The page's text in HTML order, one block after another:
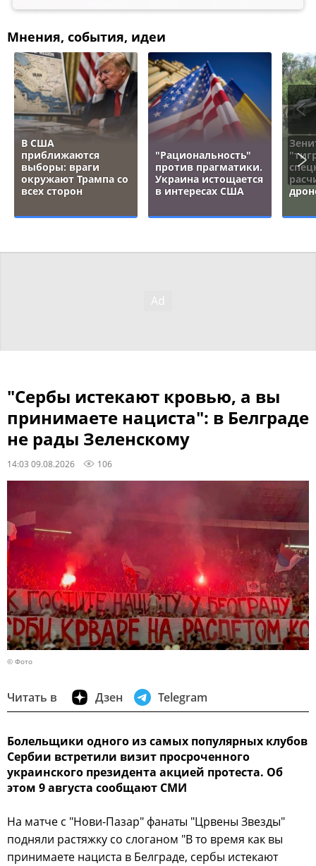
Мнения, события, идеи
В США
приближаются
выборы: враги
окружают Трампа со
всех сторон
"Рациональность"
против прагматики.
Украина истощается
в интересах США
"Сербы истекают кровью, а вы
принимаете нациста": в Белграде
не рады Зеленскому
14:03 09.08.2026 106
© Фото
Читать в Дзен Telegram
Болельщики одного из самых популярных клубов
Сербии встретили визит просроченного
украинского президента акцией протеста. Об
этом 9 августа сообщают СМИ
На матче с "Нови-Пазар" фанаты "Црвены Звезды"
подняли растяжку со слоганом "В то время как вы
принимаете нациста в Белграде, сербы истекают